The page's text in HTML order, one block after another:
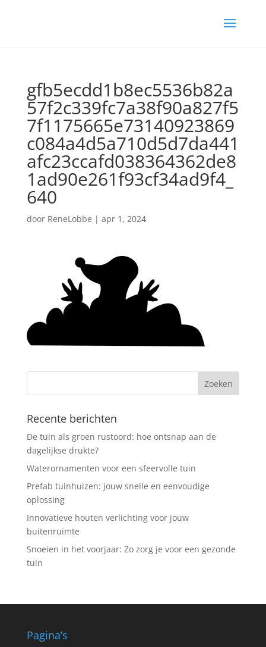
gfb5ecdd1b8ec5536b82a
57f2c339fc7a38f90a827f5
7f1175665e73140923869
c084a4d5a710d5d7da441
afc23ccafd038364362de8
1ad90e261f93cf34ad9f4_
640
door ReneLobbe | apr 1, 2024
Recente berichten
De tuin als groen rustoord: hoe ontsnap aan de
dagelijkse drukte?
Waterornamenten voor een sfeervolle tuin
Prefab tuinhuizen: jouw snelle en eenvoudige
oplossing
Innovatieve houten verlichting voor jouw
buitenruimte
Snoeien in het voorjaar: Zo zorg je voor een gezonde
tuin
Pagina’s